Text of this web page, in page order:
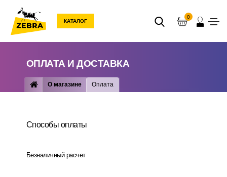
КАТАЛОГ
0
ОПЛАТА И ДОСТАВКА
О магазине Оплата
Способы оплаты
Безналичный расчет